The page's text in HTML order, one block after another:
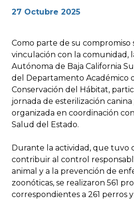
27 Octubre 2025
Como parte de su compromiso
vinculación con la comunidad,
Autónoma de Baja California
del Departamento Académico
Conservación del Hábitat,
jornada de esterilización canina
organizada en coordinación
Salud del Estado.
Durante la actividad, que tuvo
contribuir al control
animal y a la prevención de
zoonóticas, se realizaron 561
correspondientes a 261 perros